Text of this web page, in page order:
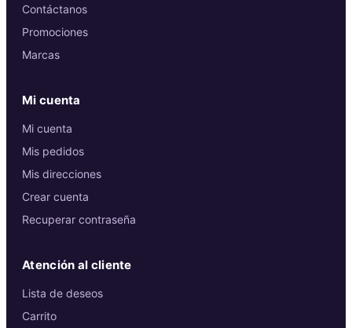
Contáctanos
Promociones
Marcas
Mi cuenta
Mi cuenta
Mis pedidos
Mis direcciones
Crear cuenta
Recuperar contraseña
Atención al cliente
Lista de deseos
Carrito